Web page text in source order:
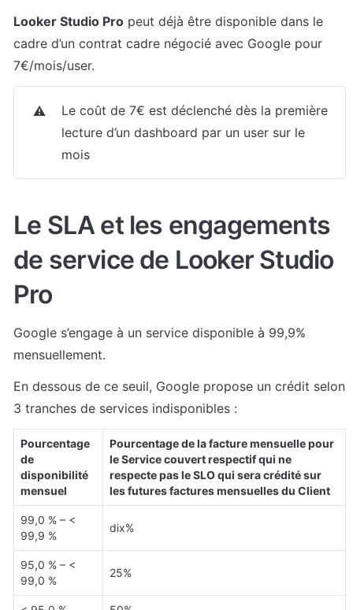
Looker Studio Pro peut déjà être disponible dans le
cadre d’un contrat cadre négocié avec Google pour
7€/mois/user.
⚠️
Le coût de 7€ est déclenché dès la première
lecture d’un dashboard par un user sur le
mois
Le SLA et les engagements
de service de Looker Studio
Pro
Google s’engage à un service disponible à 99,9%
mensuellement.
En dessous de ce seuil, Google propose un crédit selon
3 tranches de services indisponibles :
Pourcentage
de
disponibilité
mensuel
Pourcentage de la facture mensuelle pour
le Service couvert respectif qui ne
respecte pas le SLO qui sera crédité sur
les futures factures mensuelles du Client
99,0 % – <
99,9 %
dix%
95,0 % – <
99,0 %
25%